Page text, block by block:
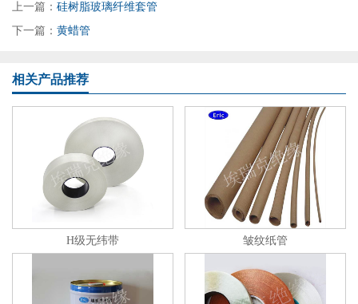
上一篇： 硅树脂玻璃纤维套管
下一篇： 黄蜡管
相关产品推荐
H级无纬带 皱纹纸管